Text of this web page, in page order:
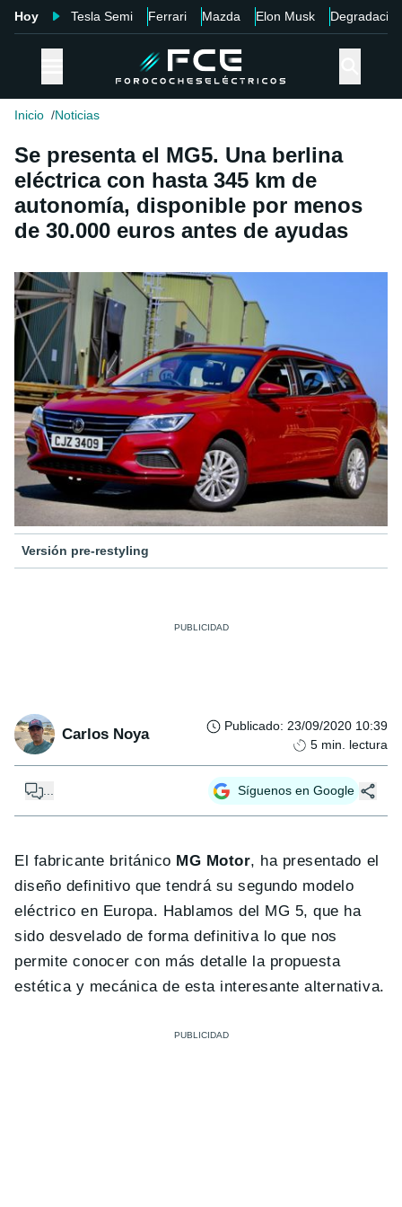
Hoy Tesla Semi Ferrari Mazda Elon Musk Degradación
Inicio Noticias
Se presenta el MG5. Una berlina
eléctrica con hasta 345 km de
autonomía, disponible por menos
de 30.000 euros antes de ayudas
Versión pre-restyling
Carlos Noya Publicado: 23/09/2020 10:39
5 min. lectura
Síguenos en Google
El fabricante británico MG Motor, ha presentado el
diseño definitivo que tendrá su segundo modelo
eléctrico en Europa. Hablamos del MG 5, que ha
sido desvelado de forma definitiva lo que nos
permite conocer con más detalle la propuesta
estética y mecánica de esta interesante alternativa.